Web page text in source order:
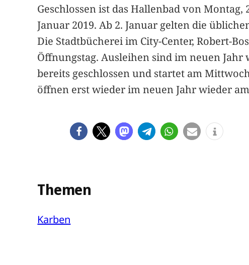
Geschlossen ist das Hallenbad von Montag,
Januar 2019. Ab 2. Januar gelten die
Die Stadtbücherei im City-Center, Robert-
Öffnungstag. Ausleihen sind im neuen
bereits geschlossen und startet am
öffnen erst wieder im neuen Jahr wieder
Themen
Karben